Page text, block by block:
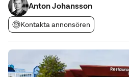
Anton Johansson
Kontakta annonsören